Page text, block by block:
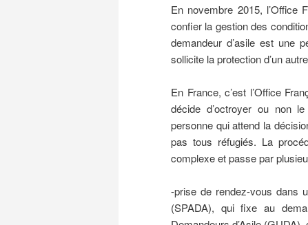
En novembre 2015, l’Office
confier la gestion des
demandeur d’asile est
sollicite la protection d’un
En France, c’est l’Office
décide d’octroyer ou non
personne qui attend la
pas tous réfugiés. La
complexe et passe par
-prise de rendez-vous dans
(SPADA), qui fixe au